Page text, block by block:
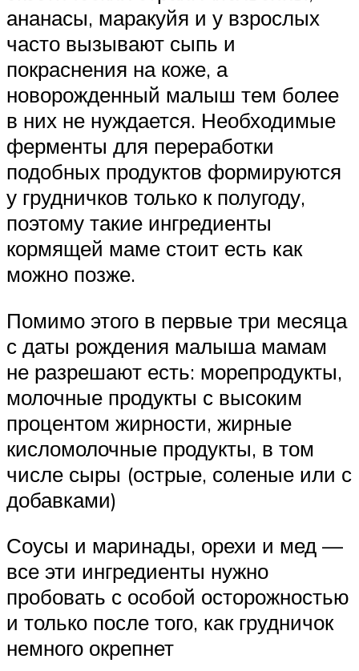
ананасы, маракуйя и у взрослых
часто вызывают сыпь и
покраснения на коже, а
новорожденный малыш тем более
в них не нуждается. Необходимые
ферменты для переработки
подобных продуктов формируются
у грудничков только к полугоду,
поэтому такие ингредиенты
кормящей маме стоит есть как
можно позже.
Помимо этого в первые три месяца
с даты рождения малыша мамам
не разрешают есть: морепродукты,
молочные продукты с высоким
процентом жирности, жирные
кисломолочные продукты, в том
числе сыры (острые, соленые или с
добавками)
Соусы и маринады, орехи и мед —
все эти ингредиенты нужно
пробовать с особой осторожностью
и только после того, как грудничок
немного окрепнет